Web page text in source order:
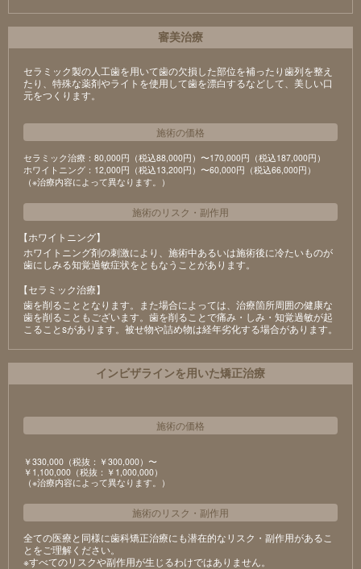
審美治療
セラミック製の⼈⼯⻭を⽤いて⻭の⽋損した部位を補ったり⻭列を整え
たり、特殊な薬剤やライトを使⽤して⻭を漂⽩するなどして、美しい⼝
元をつくります。
施術の価格
セラミック治療：80,000円（税込88,000円）〜170,000円（税込187,000円）
ホワイトニング：12,000円（税込13,200円）〜60,000円（税込66,000円）
（※治療内容によって異なります。）
施術のリスク ・ 副作用
【ホワイトニング】
ホワイトニング剤の刺激により、施術中あるいは施術後に冷たいものが
⻭にしみる知覚過敏症状をともなうことがあります。
【セラミック治療】
⻭を削ることとなります。また場合によっては、治療箇所周囲の健康な
⻭を削ることもございます。⻭を削ることで痛み・しみ・知覚過敏が起
こることsがあります。被せ物や詰め物は経年劣化する場合があります。
インビザラインを用いた矯正治療
施術の価格
￥330,000（税抜：￥300,000）〜
￥1,100,000（税抜：￥1,000,000）
（※治療内容によって異なります。）
施術のリスク ・ 副作用
全ての医療と同様に歯科矯正治療にも潜在的なリスク・副作用があるこ
とをご理解ください。
※すべてのリスクや副作用が生じるわけではありません。